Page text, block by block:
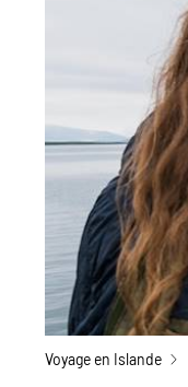
Voyage en Islande